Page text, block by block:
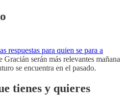
respuestas para quien se para a
Gracián serán más relevantes mañana
se encuentra en el pasado.
tienes y quieres